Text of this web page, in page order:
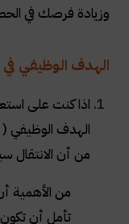
وزيادة فرصك في
الهدف الوظيفي في
اذا كنت على
الهدف الوظيفي (
من أن الانتقال
من الأهمية
تأمل أن